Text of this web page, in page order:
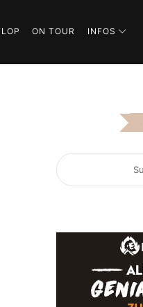
ON TOUR INFOS
SUCHEN